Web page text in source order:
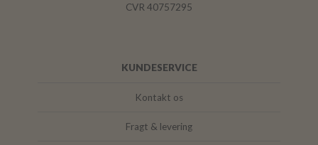
CVR 40757295
KUNDESERVICE
Kontakt os
Fragt & levering